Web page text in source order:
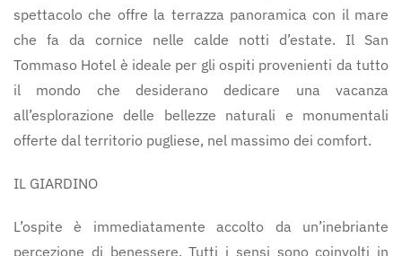
spettacolo che offre la terrazza panoramica con il mare
che fa da cornice nelle calde notti d’estate. Il San
Tommaso Hotel è ideale per gli ospiti provenienti da tutto
il mondo che desiderano dedicare una vacanza
all’esplorazione delle bellezze naturali e monumentali
offerte dal territorio pugliese, nel massimo dei comfort.
IL GIARDINO
L’ospite è immediatamente accolto da un’inebriante
percezione di benessere. Tutti i sensi sono coinvolti in